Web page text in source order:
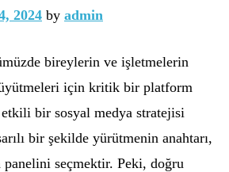
2024 by admin
bireylerin ve işletmelerin
için kritik bir platform
bir sosyal medya stratejisi
bir şekilde yürütmenin anahtarı,
panelini seçmektir. Peki, doğru